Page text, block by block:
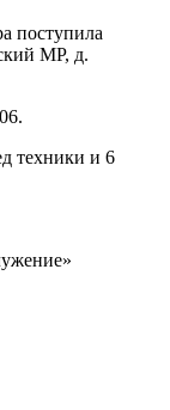
поступила
МР, д.
техники и 6